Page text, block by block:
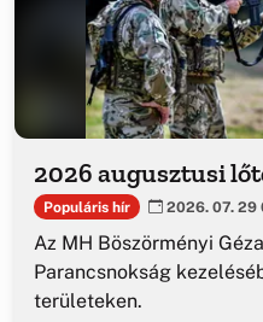
2026 augusztusi
Populáris hír 2026. 07. 29
Az MH Böszörményi
Parancsnokság
területeken.